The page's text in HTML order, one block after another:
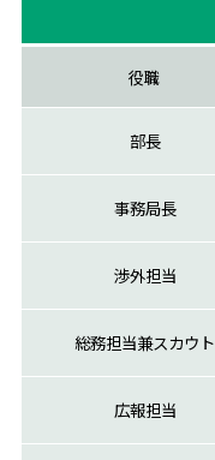
役職
部長
事務局長
渉外担当
総務担当兼スカウト
広報担当